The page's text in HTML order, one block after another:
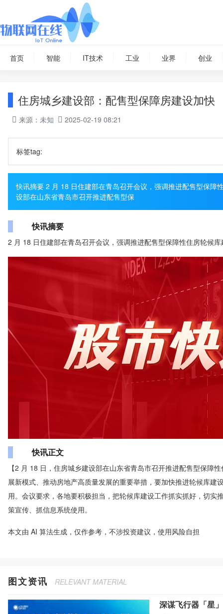
首页 智能 IT技术 工业 业界 创业
住房城乡建设部：配售型保障房建设加快
来源：未知 2025-02-19 08:21
标签tag:
快讯摘要 2 月 18 日住建部在青岛召开会议，强调推进配售型保
设部在山东省青岛市召开推进配售型保
快讯摘要
2 月 18 日住建部在青岛召开会议，强调推进配售型保障性住房轮候
快讯正文
【2 月 18 日，住房城乡建设部在山东省青岛市召开推进配售型保障
展新模式、推动房地产高质量发展的重要举措，要加快推进轮候库
用。会议要求，各地要积极担当，把轮候库建设工作抓实抓好，切
策宣传、抓信息系统使用。
本文由 AI 算法生成，仅作参考，不涉投资建议，使用风险自担
图文资讯 RELEVANT MATERIAL
深谋飞行器「星